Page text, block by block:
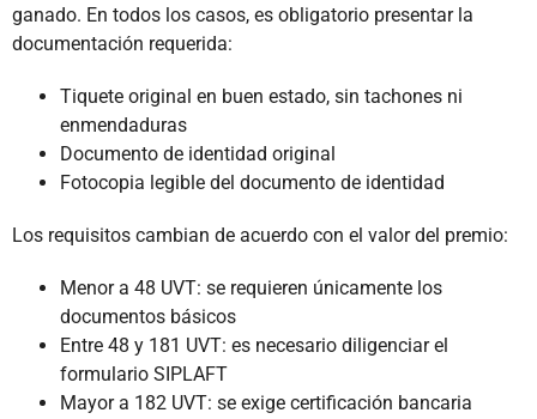
ganado. En todos los casos, es obligatorio presentar la
documentación requerida:
Tiquete original en buen estado, sin tachones ni
enmendaduras
Documento de identidad original
Fotocopia legible del documento de identidad
Los requisitos cambian de acuerdo con el valor del premio:
Menor a 48 UVT: se requieren únicamente los
documentos básicos
Entre 48 y 181 UVT: es necesario diligenciar el
formulario SIPLAFT
Mayor a 182 UVT: se exige certificación bancaria